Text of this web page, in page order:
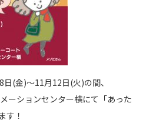
(金)〜11月12日(火)の間、
ーションセンター横にて「あった
す！